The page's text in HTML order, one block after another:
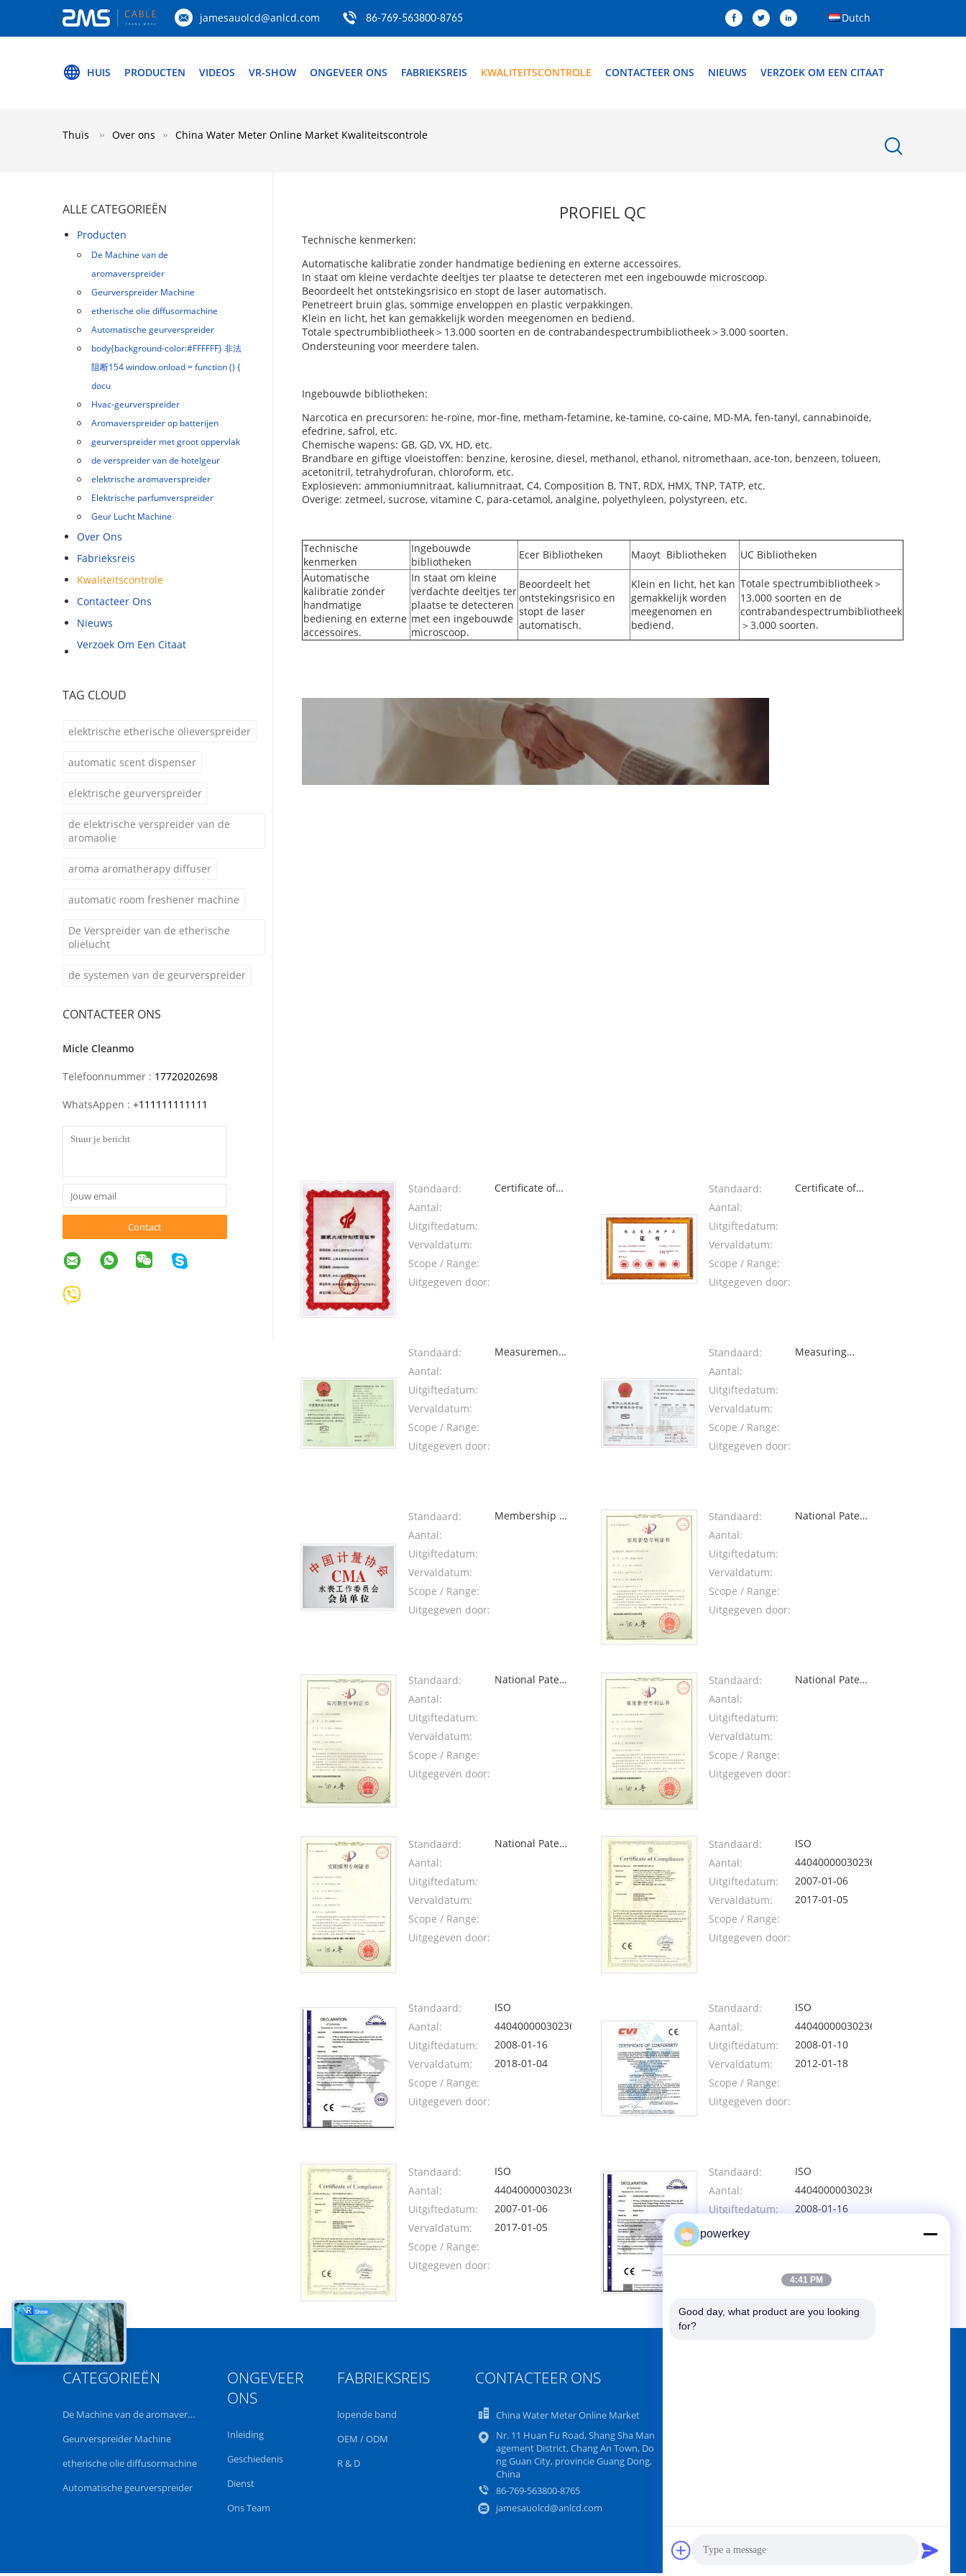
jamesauolcd@anlcd.com 86-769-563800-8765 Dutch
HUIS PRODUCTEN VIDEOS VR-SHOW ONGEVEER ONS FABRIEKSREIS KWALITEITSCONTROLE CONTACTEER ONS NIEUWS VERZOEK OM EEN CITAAT
Thuis Over ons China Water Meter Online Market Kwaliteitscontrole
ALLE CATEGORIEËN
Producten
De Machine van de
aromaverspreider
Geurverspreider Machine
etherische olie diffusormachine
Automatische geurverspreider
body{background-color:#FFFFFF} 非法
阻断154 window.onload = function () {
docu
Hvac-geurverspreider
Aromaverspreider op batterijen
geurverspreider met groot oppervlak
de verspreider van de hotelgeur
elektrische aromaverspreider
Elektrische parfumverspreider
Geur Lucht Machine
Over Ons
Fabrieksreis
Kwaliteitscontrole
Contacteer Ons
Nieuws
Verzoek Om Een Citaat
TAG CLOUD
elektrische etherische olieverspreider
automatic scent dispenser
elektrische geurverspreider
de elektrische verspreider van de
aromaolie
aroma aromatherapy diffuser
automatic room freshener machine
De Verspreider van de etherische
olielucht
de systemen van de geurverspreider
CONTACTEER ONS
Micle Cleanmo
Telefoonnummer : 17720202698
WhatsAppen : +111111111111
Contact
PROFIEL QC
Technische kenmerken:
Automatische kalibratie zonder handmatige bediening en externe accessoires.
In staat om kleine verdachte deeltjes ter plaatse te detecteren met een ingebouwde microscoop.
Beoordeelt het ontstekingsrisico en stopt de laser automatisch.
Penetreert bruin glas, sommige enveloppen en plastic verpakkingen.
Klein en licht, het kan gemakkelijk worden meegenomen en bediend.
Totale spectrumbibliotheek＞13.000 soorten en de contrabandespectrumbibliotheek＞3.000 soorten.
Ondersteuning voor meerdere talen.
Ingebouwde bibliotheken:
Narcotica en precursoren: he-roïne, mor-fine, metham-fetamine, ke-tamine, co-caïne, MD-MA, fen-tanyl, cannabinoïde,
efedrine, safrol, etc.
Chemische wapens: GB, GD, VX, HD, etc.
Brandbare en giftige vloeistoffen: benzine, kerosine, diesel, methanol, ethanol, nitromethaan, ace-ton, benzeen, tolueen,
acetonitril, tetrahydrofuran, chloroform, etc.
Explosieven: ammoniumnitraat, kaliumnitraat, C4, Composition B, TNT, RDX, HMX, TNP, TATP, etc.
Overige: zetmeel, sucrose, vitamine C, para-cetamol, analgine, polyethyleen, polystyreen, etc.
Technische
kenmerken
Ingebouwde
bibliotheken
Ecer Bibliotheken Maoyt Bibliotheken
UC Bibliotheken
Automatische
kalibratie zonder
handmatige
bediening en externe
accessoires.
In staat om kleine
verdachte deeltjes ter
plaatse te detecteren
met een ingebouwde
microscoop.
Beoordeelt het
ontstekingsrisico en
stopt de laser
automatisch.
Klein en licht, het kan
gemakkelijk worden
meegenomen en
bediend.
Totale spectrumbibliotheek＞
13.000 soorten en de
contrabandespectrumbibliotheek
＞3.000 soorten.
Standaard:
Certificate of
Aantal:
Uitgiftedatum:
Vervaldatum:
Scope / Range:
Uitgegeven door:
Standaard:
Certificate of
Aantal:
Uitgiftedatum:
Vervaldatum:
Scope / Range:
Uitgegeven door:
Standaard:
Measurement
Aantal:
Uitgiftedatum:
Vervaldatum:
Scope / Range:
Uitgegeven door:
Standaard:
Measuring
Aantal:
Uitgiftedatum:
Vervaldatum:
Scope / Range:
Uitgegeven door:
Standaard:
Membership of
Aantal:
Uitgiftedatum:
Vervaldatum:
Scope / Range:
Uitgegeven door:
Standaard:
National Patent
Aantal:
Uitgiftedatum:
Vervaldatum:
Scope / Range:
Uitgegeven door:
Standaard:
National Patent
Aantal:
Uitgiftedatum:
Vervaldatum:
Scope / Range:
Uitgegeven door:
Standaard:
National Patent
Aantal:
Uitgiftedatum:
Vervaldatum:
Scope / Range:
Uitgegeven door:
Standaard:
National Patent
Aantal:
Uitgiftedatum:
Vervaldatum:
Scope / Range:
Uitgegeven door:
Standaard:
ISO
Aantal:
440400000302361
Uitgiftedatum:
2007-01-06
Vervaldatum:
2017-01-05
Scope / Range:
Uitgegeven door:
Standaard:
ISO
Aantal:
440400000302362
Uitgiftedatum:
2008-01-16
Vervaldatum:
2018-01-04
Scope / Range:
Uitgegeven door:
Standaard:
ISO
Aantal:
440400000302363
Uitgiftedatum:
2008-01-10
Vervaldatum:
2012-01-18
Scope / Range:
Uitgegeven door:
Standaard:
ISO
Aantal:
440400000302361
Uitgiftedatum:
2007-01-06
Vervaldatum:
2017-01-05
Scope / Range:
Uitgegeven door:
Standaard:
ISO
Aantal:
440400000302362
Uitgiftedatum:
2008-01-16
Vervaldatum:
CATEGORIEËN
De Machine van de aromaverspreider
Geurverspreider Machine
etherische olie diffusormachine
Automatische geurverspreider
ONGEVEER
ONS
Inleiding
Geschiedenis
Dienst
Ons Team
FABRIEKSREIS
lopende band
OEM / ODM
R & D
CONTACTEER ONS
China Water Meter Online Market
Nr. 11 Huan Fu Road, Shang Sha Man
agement District, Chang An Town, Do
ng Guan City, provincie Guang Dong,
China
86-769-563800-8765
jamesauolcd@anlcd.com
powerkey
4:41 PM
Good day, what product are you looking
for?